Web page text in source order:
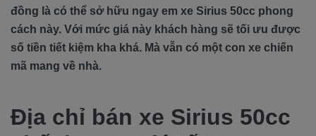
đồng là có thể sở hữu ngay em xe Sirius 50cc phong
cách này. Với mức giá này khách hàng sẽ tối ưu được
số tiền tiết kiệm kha khá. Mà vẫn có một con xe chiến
mã mang về nhà.
Địa chỉ bán xe Sirius 50cc